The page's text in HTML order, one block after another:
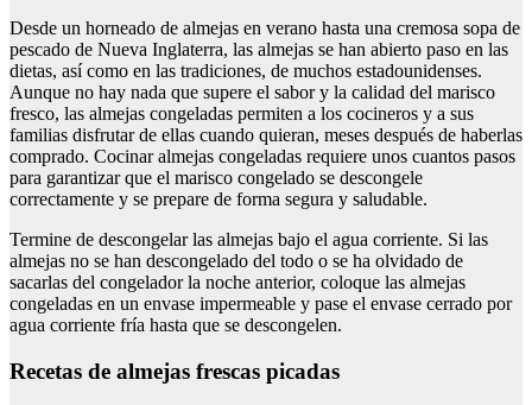
Desde un horneado de almejas en verano hasta una cremosa sopa de
pescado de Nueva Inglaterra, las almejas se han abierto paso en las
dietas, así como en las tradiciones, de muchos estadounidenses.
Aunque no hay nada que supere el sabor y la calidad del marisco
fresco, las almejas congeladas permiten a los cocineros y a sus
familias disfrutar de ellas cuando quieran, meses después de haberlas
comprado. Cocinar almejas congeladas requiere unos cuantos pasos
para garantizar que el marisco congelado se descongele
correctamente y se prepare de forma segura y saludable.
Termine de descongelar las almejas bajo el agua corriente. Si las
almejas no se han descongelado del todo o se ha olvidado de
sacarlas del congelador la noche anterior, coloque las almejas
congeladas en un envase impermeable y pase el envase cerrado por
agua corriente fría hasta que se descongelen.
Recetas de almejas frescas picadas